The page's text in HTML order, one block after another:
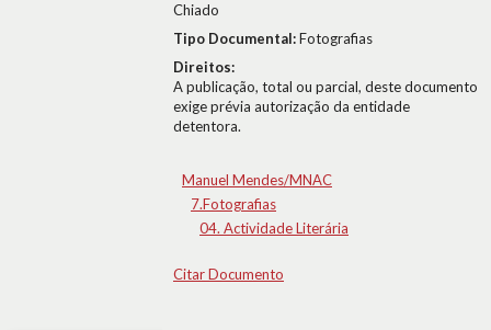
Chiado
Tipo Documental:Fotografias
Direitos:
A publicação, total ou parcial, deste documento
exige prévia autorização da entidade
detentora.
Manuel Mendes/MNAC
7.Fotografias
04. Actividade Literária
Citar Documento